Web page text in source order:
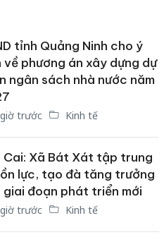
tỉnh Quảng Ninh cho ý
về phương án xây dựng dự
ngân sách nhà nước năm
trước Kinh tế
Cai: Xã Bát Xát tập trung
lực, tạo đà tăng trưởng
giai đoạn phát triển mới
trước Kinh tế